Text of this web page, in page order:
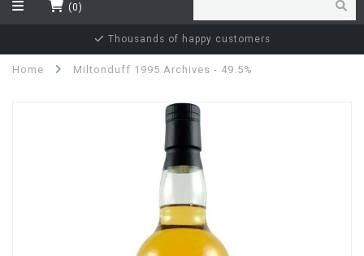
(0)
Thousands of happy customers
Home Miltonduff 1995 Archives - 49.5%